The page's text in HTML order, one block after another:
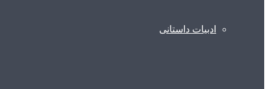
ادبیات داستانی